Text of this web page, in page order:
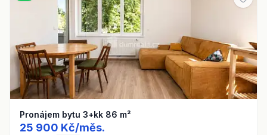
Pronájem bytu 3+kk 86 m²
25 900 Kč/měs.